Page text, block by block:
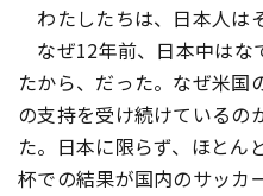
わたしたちは、日本人は
なぜ12年前、日本中はな
たから、だった。なぜ米国
の支持を受け続けているの
た。日本に限らず、ほとん
杯での結果が国内のサッカ